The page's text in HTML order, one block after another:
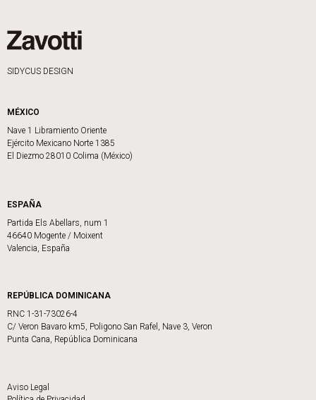
SIDYCUS DESIGN
MÉXICO
Nave 1 Libramiento Oriente
Ejército Mexicano Norte 1385
El Diezmo 28010 Colima (México)
ESPAÑA
Partida Els Abellars, num 1
46640 Mogente / Moixent
Valencia, España
REPÚBLICA DOMINICANA
RNC 1-31-73026-4
C/ Veron Bavaro km5, Poligono San Rafel, Nave 3, Veron
Punta Cana, República Dominicana
Aviso Legal